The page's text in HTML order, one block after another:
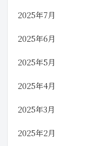
2025年7月
2025年6月
2025年5月
2025年4月
2025年3月
2025年2月